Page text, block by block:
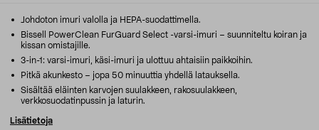
Johdoton imuri valolla ja HEPA-suodattimella.
Bissell PowerClean FurGuard Select -varsi-imuri – suunniteltu koiran ja
kissan omistajille.
3-in-1: varsi-imuri, käsi-imuri ja ulottuu ahtaisiin paikkoihin.
Pitkä akunkesto – jopa 50 minuuttia yhdellä latauksella.
Sisältää eläinten karvojen suulakkeen, rakosuulakkeen,
verkkosuodatinpussin ja laturin.
Lisätietoja